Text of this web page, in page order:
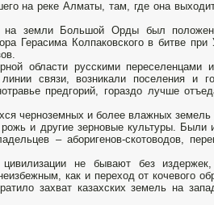
на реке Алматы, там, где она
на земли Большой Орды был
Герасима Колпаковского в битве при
области русскими переселенцами
связи, возникали поселения и
предгорий, гораздо лучше
черноземных и более влажных
и другие зерновые культуры. Были
– аборигенов-скотоводов,
не бывают без издержек,
как и переход от кочевого
захват казахских земель на